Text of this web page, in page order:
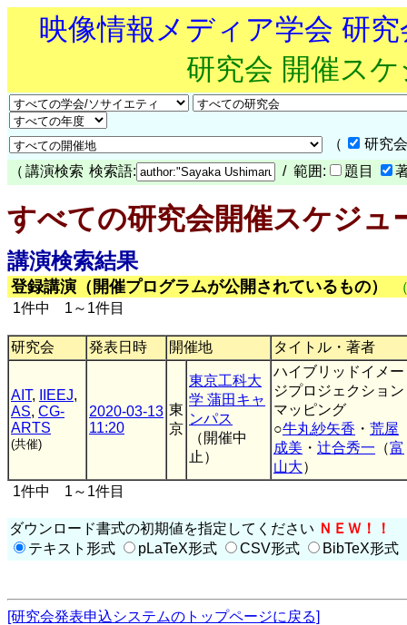
映像情報メディア学会 研
研究会 開催ス
（
研究
（ 講演検索 検索語: / 範囲: 題目
すべての研究会開催スケジュ
講演検索結果
登録講演（開催プログラムが公開されているもの）
1件中 1～1件目
研究会 発表日時 開催地 タイトル・著者
AIT, IIEEJ,
AS, CG-
ARTS
(共催)
2020-03-13
11:20
東
京
東京工科大
学 蒲田キャ
ンパス
（開催中
止）
ハイブリッドイメー
ジプロジェクション
マッピング
○牛丸紗矢香 ・ 荒屋
成美 ・ 辻合秀一 （富
山大）
1件中 1～1件目
ダウンロード書式の初期値を指定してください ＮＥＷ！！
テキスト形式
pLaTeX形式 CSV形式 BibTeX形式
[研究会発表申込システムのトップページに戻る]